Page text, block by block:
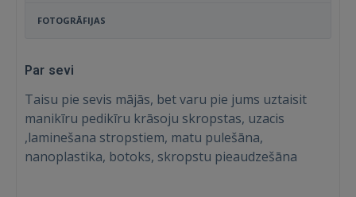
FOTOGRĀFIJAS
Par sevi
Taisu pie sevis mājās, bet varu pie jums uztaisit
manikīru pedikīru krāsoju skropstas, uzacis
,laminešana stropstiem, matu pulešāna,
nanoplastika, botoks, skropstu pieaudzešāna